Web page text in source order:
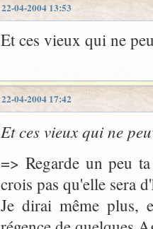
22-04-2004 13:53
Et ces vieux qui ne
22-04-2004 17:42
Et ces vieux qui ne
=> Regarde un peu
crois pas qu'elle sera
Je dirai même plus,